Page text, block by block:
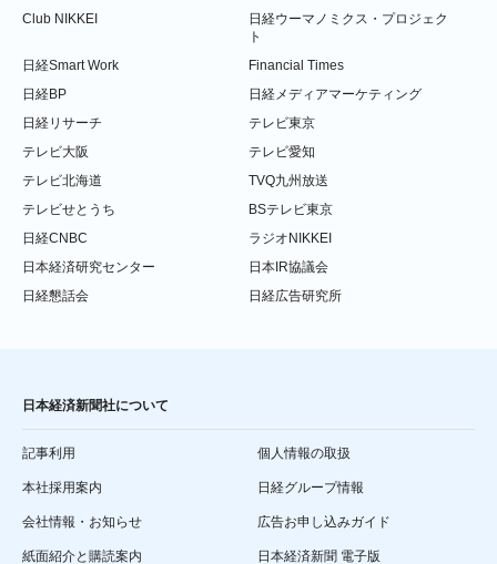
Club NIKKEI
日経ウーマノミクス・プロジェク
ト
日経Smart Work
Financial Times
日経BP
日経メディアマーケティング
日経リサーチ
テレビ東京
テレビ大阪
テレビ愛知
テレビ北海道
TVQ九州放送
テレビせとうち
BSテレビ東京
日経CNBC
ラジオNIKKEI
日本経済研究センター
日本IR協議会
日経懇話会
日経広告研究所
日本経済新聞社について
記事利用 個人情報の取扱
本社採用案内 日経グループ情報
会社情報・お知らせ 広告お申し込みガイド
紙面紹介と購読案内 日本経済新聞 電子版